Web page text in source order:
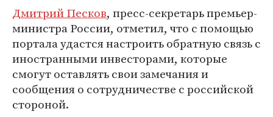
Дмитрий Песков, пресс-секретарь премьер-
министра России, отметил, что с помощью
портала удастся настроить обратную связь с
иностранными инвесторами, которые
смогут оставлять свои замечания и
сообщения о сотрудничестве с российской
стороной.